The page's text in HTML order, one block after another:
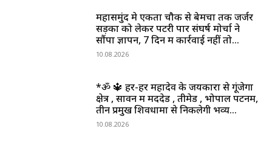
महासमुंद मे एकता चौक से बेमचा तक जर्जर
सड़कों को लेकर पटरी पार संघर्ष मोर्चा ने
सौंपा ज्ञापन, 7 दिन में कार्रवाई नहीं तो...
10.08.2026
*ॐ 🔱 हर-हर महादेव के जयकारों से गूंजेगा
क्षेत्र , सावन में मददेड , तीमेड , भोपाल पटनम,
तीन प्रमुख शिवधामों से निकलेगी भव्य...
10.08.2026